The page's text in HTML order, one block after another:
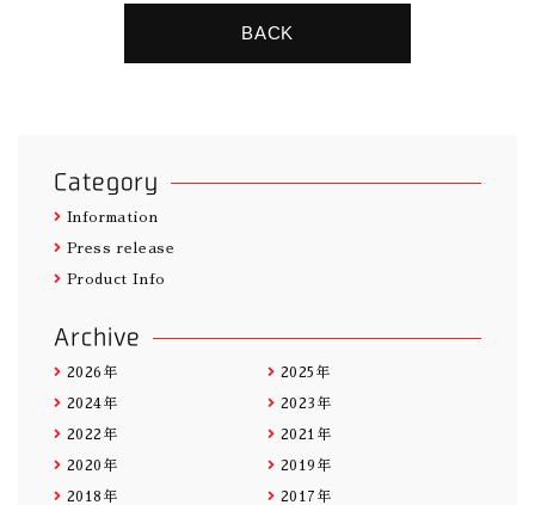
BACK
Category
Information
Press release
Product Info
Archive
2026年 2025年
2024年 2023年
2022年 2021年
2020年 2019年
2018年 2017年